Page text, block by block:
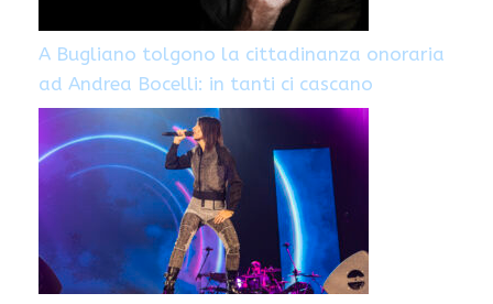
A Bugliano tolgono la cittadinanza onoraria
ad Andrea Bocelli: in tanti ci cascano